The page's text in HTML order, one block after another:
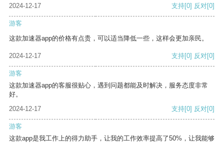
2024-12-17 支持[0] 反对[0]
游客
这款加速器app的价格有点贵，可以适当降低一些，这样会更加亲民。
2024-12-17 支持[0] 反对[0]
游客
这款加速器app的客服很贴心，遇到问题都能及时解决，服务态度非常
好。
2024-12-17
支持[0] 反对[0]
游客
这款app是我工作上的得力助手，让我的工作效率提高了50%，让我能够